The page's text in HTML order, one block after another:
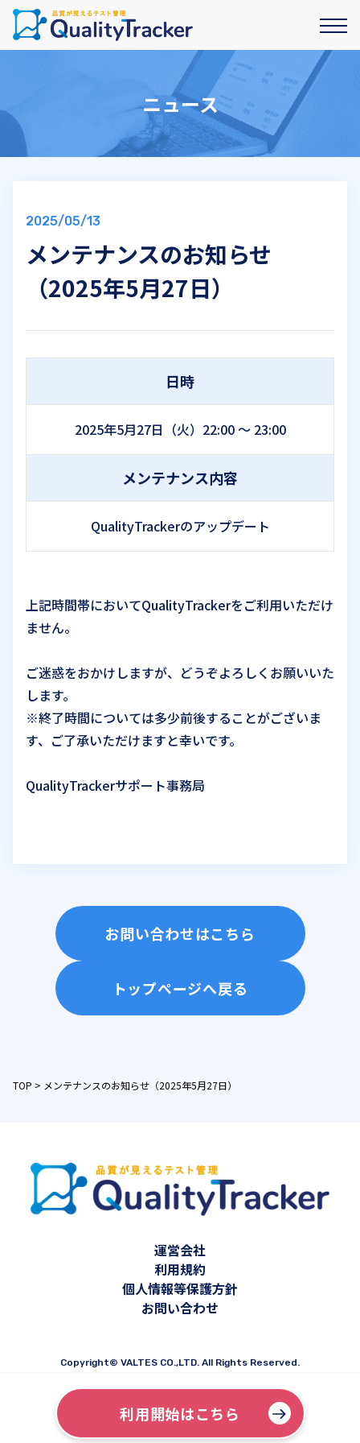
利用開始はこちら
ニュース
2025/05/13
メンテナンスのお知らせ
（2025年5月27日）
日時
2025年5月27日（火）22:00 ～ 23:00
メンテナンス内容
QualityTrackerのアップデート
上記時間帯においてQualityTrackerをご利用いただけ
ません。
ご迷惑をおかけしますが、どうぞよろしくお願いいた
します。
※終了時間については多少前後することがございま
す、ご了承いただけますと幸いです。
QualityTrackerサポート事務局
お問い合わせはこちら
トップページへ戻る
TOP > メンテナンスのお知らせ（2025年5月27日）
運営会社
利用規約
個人情報等保護方針
お問い合わせ
Copyright© VALTES CO.,LTD. All Rights Reserved.